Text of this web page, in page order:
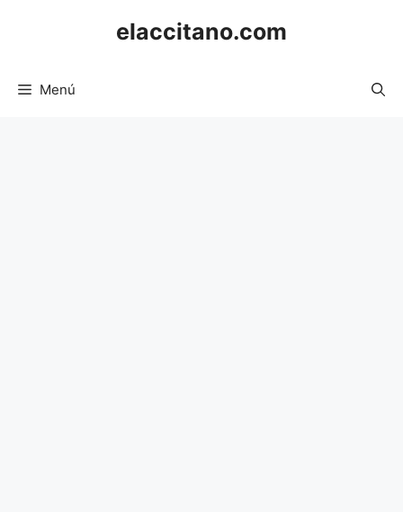
elaccitano.com
Menú